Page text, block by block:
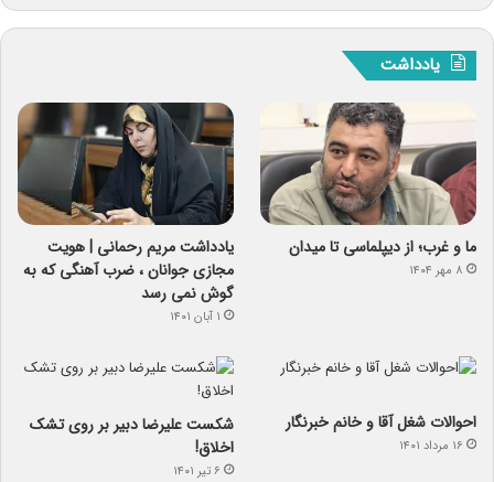
یادداشت
ما و غرب؛ از دیپلماسی تا میدان
۸ مهر ۱۴۰۴
یادداشت مریم رحمانی | هویت
مجازی جوانان ، ضرب آهنگی که به
گوش نمی رسد
۱ آبان ۱۴۰۱
احوالات شغل آقا و خانم خبرنگار
۱۶ مرداد ۱۴۰۱
شکست علیرضا دبیر بر روی تشک
اخلاق!
۶ تیر ۱۴۰۱